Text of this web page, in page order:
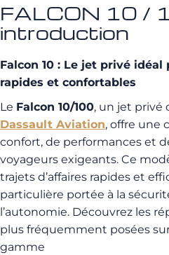
FALCON 10 /
introduction
Falcon 10 : Le jet privé idéal
rapides et confortables
Le Falcon 10/100, un jet privé
Dassault Aviation, offre une
confort, de performances et
voyageurs exigeants. Ce
trajets d’affaires rapides et
particulière portée à la
l’autonomie. Découvrez les
plus fréquemment posées
gamme